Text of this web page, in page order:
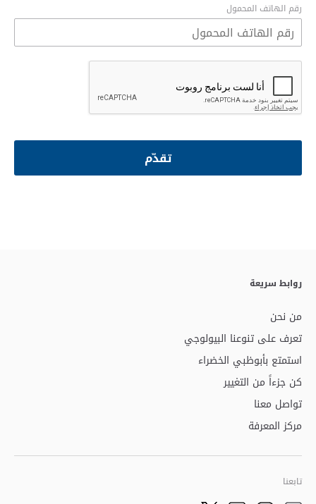
رقم الهاتف المحمول
روابط سريعة
من نحن
تعرف على تنوعنا البيولوجي
استمتع بأبوظبي الخضراء
كن جزءاً من التغيير
تواصل معنا
مركز المعرفة
تابعنا